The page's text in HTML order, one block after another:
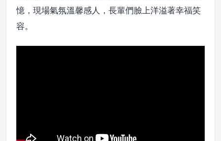
憶，現場氣氛溫馨感人，長輩們臉上洋溢著幸福笑
容。